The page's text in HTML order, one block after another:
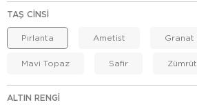
TAŞ CINSI
Pırlanta Ametist Granat
Mavi Topaz Safir Zümrüt
ALTIN RENGI